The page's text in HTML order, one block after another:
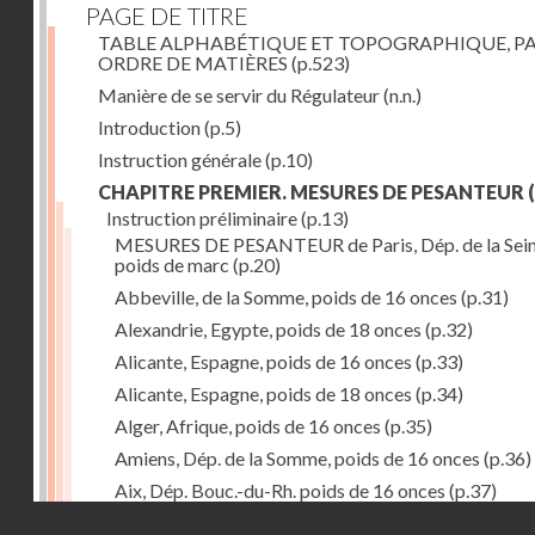
PAGE DE TITRE
TABLE ALPHABÉTIQUE ET TOPOGRAPHIQUE,
ORDRE DE MATIÈRES (p.523)
Manière de se servir du Régulateur(n.n.)
Introduction(p.5)
Instruction générale(p.10)
CHAPITRE PREMIER. MESURES DE PESANTEUR
Instruction préliminaire(p.13)
MESURES DE PESANTEUR de Paris, Dép. de la
poids de marc (p.20)
Abbeville, de la Somme, poids de 16 onces (p.31)
Alexandrie, Egypte, poids de 18 onces (p.32)
Alicante, Espagne, poids de 16 onces (p.33)
Alicante, Espagne, poids de 18 onces (p.34)
Alger, Afrique, poids de 16 onces (p.35)
Amiens, Dép. de la Somme, poids de 16 onces (p.36)
Aix, Dép. Bouc.-du-Rh. poids de 16 onces (p.37)